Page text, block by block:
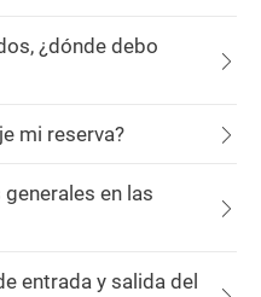
¿dónde debo
mi reserva?
en las
entrada y salida del